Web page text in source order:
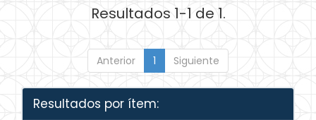
Resultados 1-1 de 1.
Anterior 1 Siguiente
Resultados por ítem: